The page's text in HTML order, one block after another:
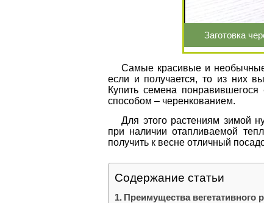
Заготовка
Самые красивые и
если и получается, то из них
Купить семена
способом – черенкованием.
Для этого растениям зимой
при наличии отапливаемой
получить к весне отличный
Содержание статьи
Преимущества вегетативного